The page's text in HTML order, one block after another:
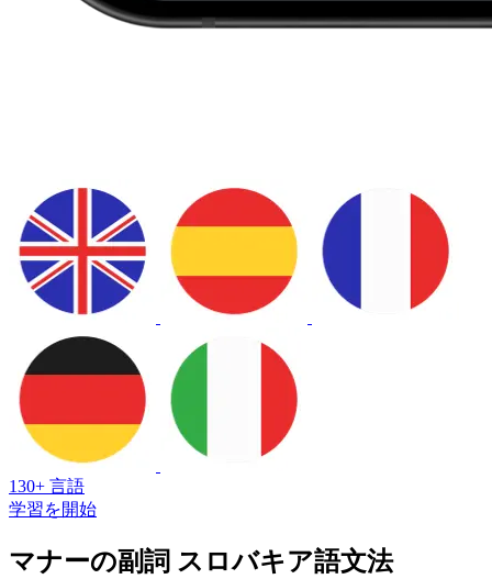
130+ 言語
学習を開始
マナーの副詞 スロバキア語文法